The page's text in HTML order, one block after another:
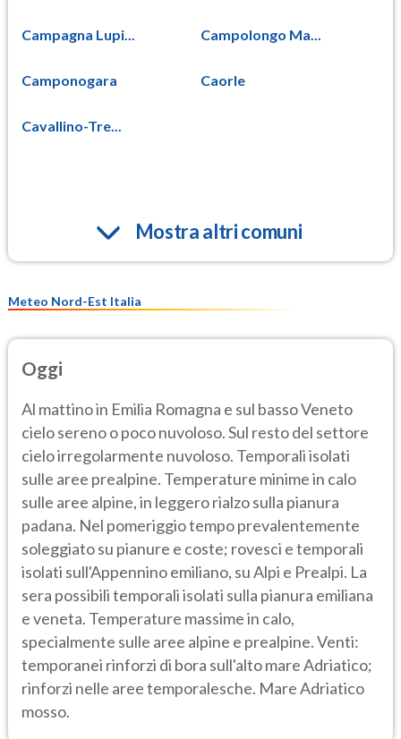
Campagna Lupi... Campolongo Ma...
Camponogara Caorle
Cavallino-Tre...
Mostra altri comuni
Meteo Nord-Est Italia
Oggi
Al mattino in Emilia Romagna e sul basso Veneto
cielo sereno o poco nuvoloso. Sul resto del settore
cielo irregolarmente nuvoloso. Temporali isolati
sulle aree prealpine. Temperature minime in calo
sulle aree alpine, in leggero rialzo sulla pianura
padana. Nel pomeriggio tempo prevalentemente
soleggiato su pianure e coste; rovesci e temporali
isolati sull'Appennino emiliano, su Alpi e Prealpi. La
sera possibili temporali isolati sulla pianura emiliana
e veneta. Temperature massime in calo,
specialmente sulle aree alpine e prealpine. Venti:
temporanei rinforzi di bora sull'alto mare Adriatico;
rinforzi nelle aree temporalesche. Mare Adriatico
mosso.